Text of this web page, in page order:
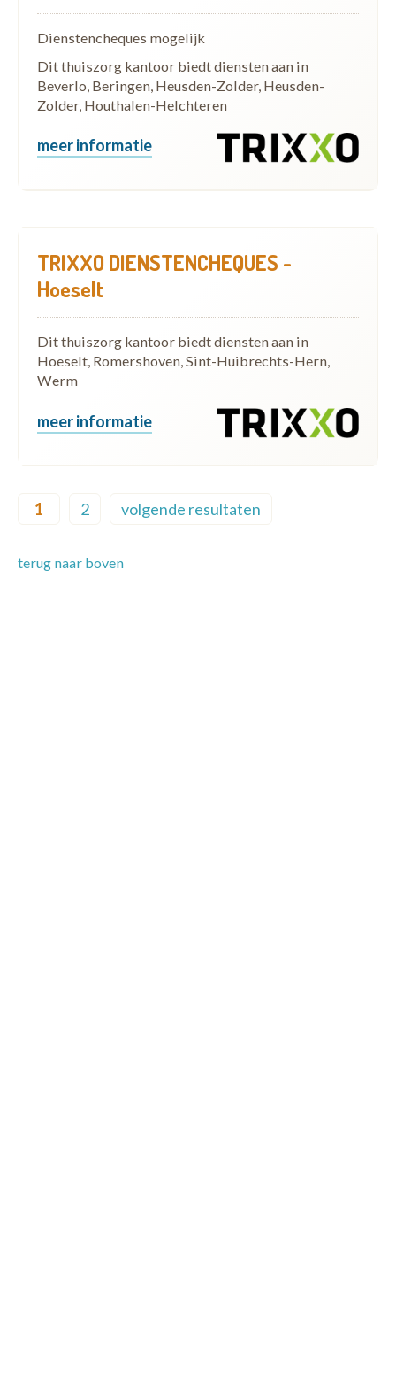
Dienstencheques mogelijk
Dit thuiszorg kantoor biedt diensten aan in
Beverlo, Beringen, Heusden-Zolder, Heusden-
Zolder, Houthalen-Helchteren
meer informatie
TRIXXO DIENSTENCHEQUES -
Hoeselt
Dit thuiszorg kantoor biedt diensten aan in
Hoeselt, Romershoven, Sint-Huibrechts-Hern,
Werm
meer informatie
1 2 volgende resultaten
terug naar boven